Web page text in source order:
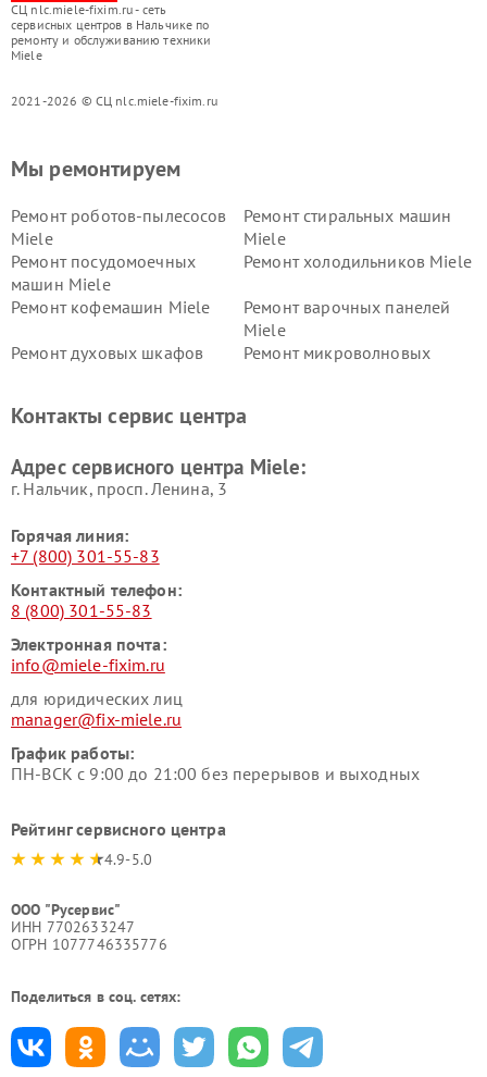
СЦ nlc.miele-fixim.ru - сеть
сервисных центров в Нальчике по
ремонту и обслуживанию техники
Miele
2021-2026 © СЦ nlc.miele-fixim.ru
Мы ремонтируем
Ремонт роботов-пылесосов
Miele
Ремонт стиральных машин
Miele
Ремонт посудомоечных
машин Miele
Ремонт холодильников Miele
Ремонт кофемашин Miele
Ремонт варочных панелей
Miele
Ремонт духовых шкафов
Ремонт микроволновых
Miele
Miele
пылесосов Miele
Контакты сервис центра
Адрес сервисного центра Miele:
г. Нальчик, просп. Ленина, 3
Горячая линия:
+7 (800) 301-55-83
Контактный телефон:
8 (800) 301-55-83
Электронная почта:
info@miele-fixim.ru
для юридических лиц
manager@fix-miele.ru
График работы:
ПН-ВСК с 9:00 до 21:00 без перерывов и выходных
Рейтинг сервисного центра
4.9-5.0
ООО "Русервис"
ИНН 7702633247
ОГРН 1077746335776
Поделиться в соц. сетях: